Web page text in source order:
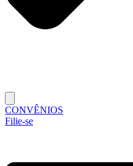
CONVÊNIOS
Filie-se